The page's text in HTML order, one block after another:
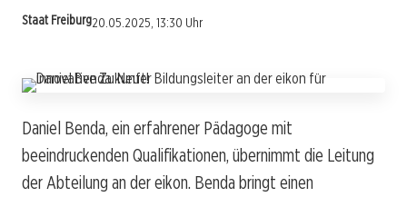
Staat Freiburg20.05.2025, 13:30 Uhr
Daniel Benda, ein erfahrener Pädagoge mit
beeindruckenden Qualifikationen, übernimmt die Leitung
der Abteilung an der eikon. Benda bringt einen